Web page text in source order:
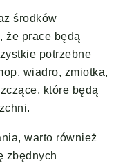
środków
że prace będą
potrzebne
wiadro, zmiotka,
które będą
warto również
zbędnych